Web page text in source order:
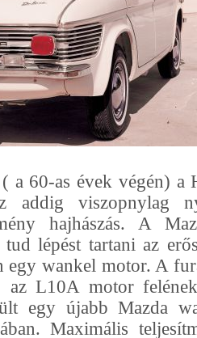
a 60-as évek végén) a
addig viszopnylag
hajhászás. A
tud lépést tartani az
egy wankel motor. A
L10A motor
egy újabb Mazda
Maximális